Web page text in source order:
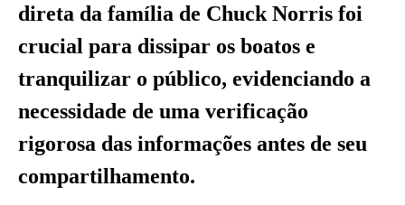
direta da família de Chuck Norris foi
crucial para dissipar os boatos e
tranquilizar o público, evidenciando a
necessidade de uma verificação
rigorosa das informações antes de seu
compartilhamento.